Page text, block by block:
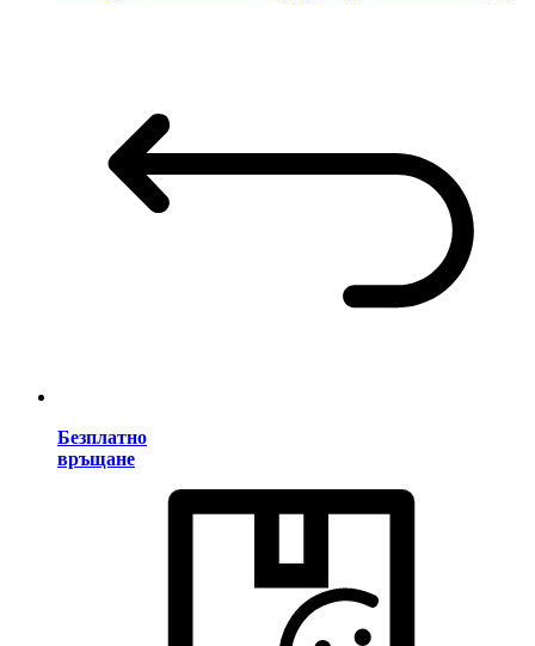
Безплатно
връщане